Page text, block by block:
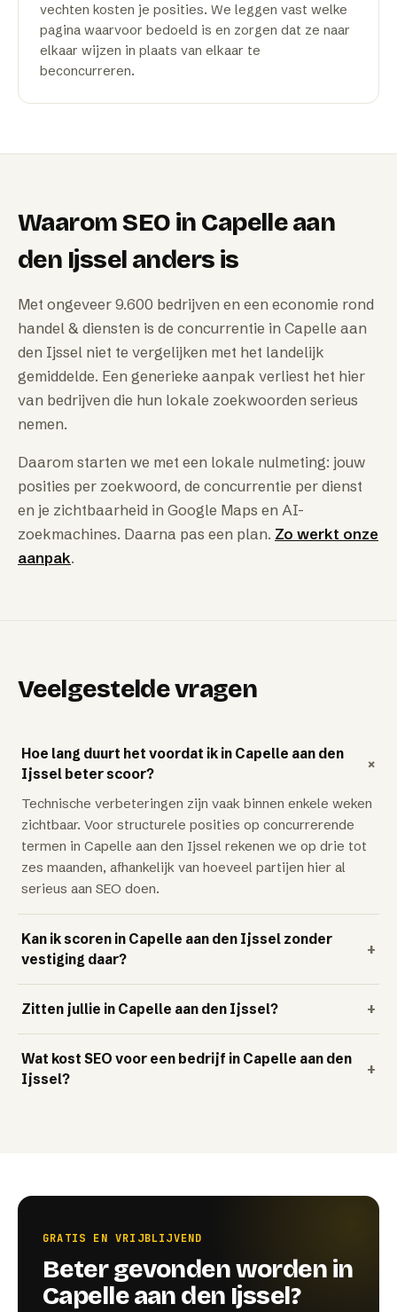
vechten kosten je posities. We leggen vast welke
pagina waarvoor bedoeld is en zorgen dat ze naar
elkaar wijzen in plaats van elkaar te
beconcurreren.
WaaromSEO in Capelle aan
den Ijssel anders is
Met ongeveer 9.600 bedrijven en een economie rond
handel & diensten is de concurrentie in Capelle aan
den Ijssel niet te vergelijken met het landelijk
gemiddelde. Een generieke aanpak verliest het hier
van bedrijven die hun lokale zoekwoorden serieus
nemen.
Daarom starten we met een lokale nulmeting: jouw
posities per zoekwoord, de concurrentie per dienst
en je zichtbaarheid in Google Maps en AI-
zoekmachines. Daarna pas een plan. Zo werkt onze
aanpak.
Veelgestelde vragen
Hoe lang duurt het voordat ik in Capelle aan den
Ijssel beter scoor?
+
Technische verbeteringen zijn vaak binnen enkele weken
zichtbaar. Voor structurele posities op concurrerende
termen in Capelle aan den Ijssel rekenen we op drie tot
zes maanden, afhankelijk van hoeveel partijen hier al
serieus aan SEO doen.
Kan ik scoren in Capelle aan den Ijssel zonder
vestiging daar?
+
Zitten jullie in Capelle aan den Ijssel? +
Wat kost SEO voor een bedrijf in Capelle aan den
Ijssel?
+
GRATIS EN VRIJBLIJVEND
Beter gevonden worden in
Capelle aan den Ijssel?